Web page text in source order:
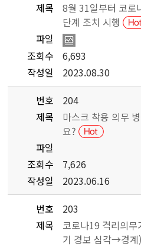
제목
8월 31일부터 코로
단계 조치 시행
파일
조회수
6,693
작성일
2023.08.30
번호
204
제목
마스크 착용 의무
요?
파일
조회수
7,626
작성일
2023.06.16
번호
203
제목
코로나19 격리의
기 경보 심각→경